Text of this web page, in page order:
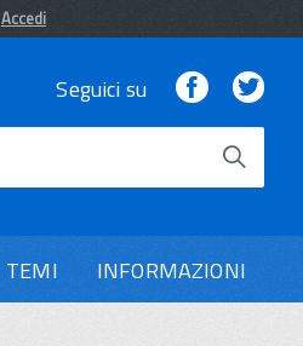
Accedi
Seguici su Facebook
TEMI INFORMAZIONI